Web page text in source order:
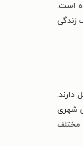
است.
زندگی
شهری
مختلف